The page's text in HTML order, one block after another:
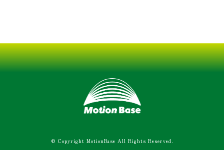
© Copyright MotionBase All Rights Reserved.